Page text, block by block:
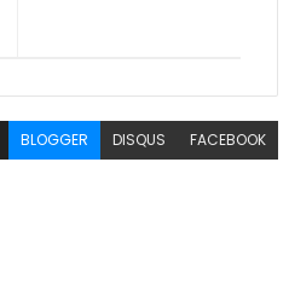
BLOGGER DISQUS FACEBOOK